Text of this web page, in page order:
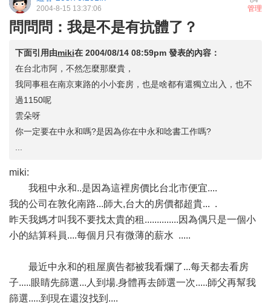
管理
2004-8-15 13:37:06
問問問：我是不是有抗體了？
下面引用由miki在 2004/08/14 08:59pm 發表的內容：
在台北市阿，不然怎麼那麼貴，
我同事租在南京東路的小小套房，也是啥都有還獨立出入，也不
過1150呢
雲朵呀
你一定要在中永和嗎?是因為你在中永和唸書工作嗎?
miki:
我租中永和..是因為這裡房價比台北市便宜....
我的公司在敦化南路...師大,台大的房價都超貴... .
昨天我媽才叫我不要找太貴的租..............因為偶只是一個小
小的結算科員....每個月只有微薄的薪水 .....
最近中永和的租屋廣告都被我看爛了...每天都去看房
子.....眼睛先篩選...人到場.身體再去師選一次.....師父再幫我
篩選.....到現在還沒找到....